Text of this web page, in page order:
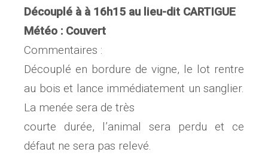
Découplé à à 16h15 au lieu-dit CARTIGUE
Météo : Couvert
Commentaires :
Découplé en bordure de vigne, le lot rentre
au bois et lance immédiatement un sanglier.
La menée sera de très
courte durée, l’animal sera perdu et ce
défaut ne sera pas relevé.